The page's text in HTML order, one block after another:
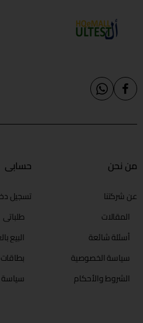
من نحن
عن شركتنا
المقالات
أسئلة شائعة
سياسة الخصوصية
الشروط والأحكام
حسابي
تسجيل
طلباتي
البيع
بطاقات
سياسة